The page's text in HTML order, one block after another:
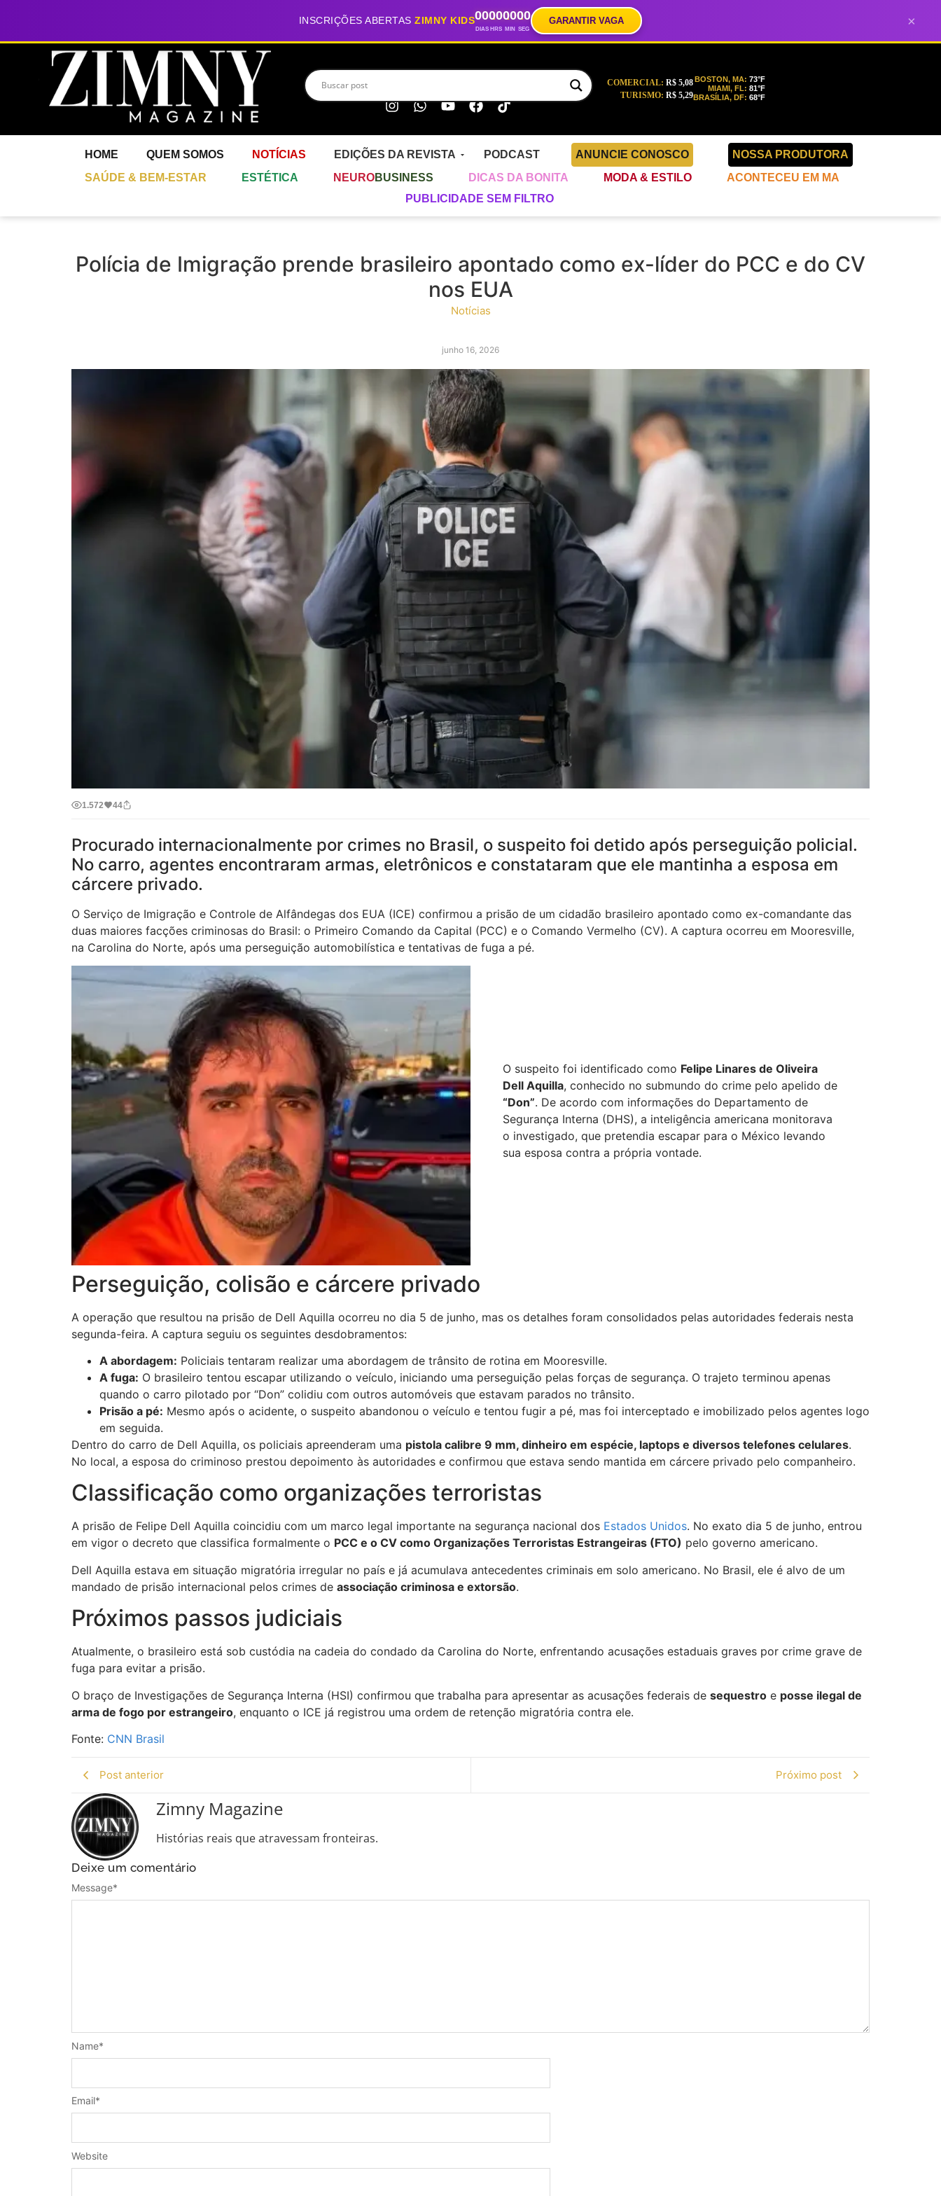
INSCRIÇÕES ABERTASZIMNY KIDS00
DIAS
00
HRS
00
MIN
00
SEG
GARANTIR VAGA ×
COMERCIAL: R$ 5,08
TURISMO: R$ 5,29
BOSTON, MA: 73°F
MIAMI, FL: 81°F
BRASÍLIA, DF: 68°F
HOME QUEM SOMOS NOTÍCIAS EDIÇÕES DA REVISTA PODCAST ANUNCIE CONOSCO
NOSSA PRODUTORA
SAÚDE & BEM-ESTAR
ESTÉTICA NEUROBUSINESS DICAS DA BONITA MODA & ESTILO
ACONTECEU EM MA
PUBLICIDADE SEM FILTRO
Polícia de Imigração prende brasileiro apontado como ex-líder do PCC e do CV
nos EUA
Notícias
junho 16, 2026
1.572 44
Procurado internacionalmente por crimes no Brasil, o suspeito foi detido após perseguição policial.
No carro, agentes encontraram armas, eletrônicos e constataram que ele mantinha a esposa em
cárcere privado.
O Serviço de Imigração e Controle de Alfândegas dos EUA (ICE) confirmou a prisão de um cidadão brasileiro apontado como ex-comandante das
duas maiores facções criminosas do Brasil: o Primeiro Comando da Capital (PCC) e o Comando Vermelho (CV). A captura ocorreu em Mooresville,
na Carolina do Norte, após uma perseguição automobilística e tentativas de fuga a pé.
O suspeito foi identificado como Felipe Linares de Oliveira
Dell Aquilla, conhecido no submundo do crime pelo apelido de
“Don”. De acordo com informações do Departamento de
Segurança Interna (DHS), a inteligência americana monitorava
o investigado, que pretendia escapar para o México levando
sua esposa contra a própria vontade.
Perseguição, colisão e cárcere privado
A operação que resultou na prisão de Dell Aquilla ocorreu no dia 5 de junho, mas os detalhes foram consolidados pelas autoridades federais nesta
segunda-feira. A captura seguiu os seguintes desdobramentos:
A abordagem: Policiais tentaram realizar uma abordagem de trânsito de rotina em Mooresville.
A fuga: O brasileiro tentou escapar utilizando o veículo, iniciando uma perseguição pelas forças de segurança. O trajeto terminou apenas
quando o carro pilotado por “Don” colidiu com outros automóveis que estavam parados no trânsito.
Prisão a pé: Mesmo após o acidente, o suspeito abandonou o veículo e tentou fugir a pé, mas foi interceptado e imobilizado pelos agentes logo
em seguida.
Dentro do carro de Dell Aquilla, os policiais apreenderam uma pistola calibre 9 mm, dinheiro em espécie, laptops e diversos telefones celulares.
No local, a esposa do criminoso prestou depoimento às autoridades e confirmou que estava sendo mantida em cárcere privado pelo companheiro.
Classificação como organizações terroristas
A prisão de Felipe Dell Aquilla coincidiu com um marco legal importante na segurança nacional dos Estados Unidos. No exato dia 5 de junho, entrou
em vigor o decreto que classifica formalmente o PCC e o CV como Organizações Terroristas Estrangeiras (FTO) pelo governo americano.
Dell Aquilla estava em situação migratória irregular no país e já acumulava antecedentes criminais em solo americano. No Brasil, ele é alvo de um
mandado de prisão internacional pelos crimes de associação criminosa e extorsão.
Próximos passos judiciais
Atualmente, o brasileiro está sob custódia na cadeia do condado da Carolina do Norte, enfrentando acusações estaduais graves por crime grave de
fuga para evitar a prisão.
O braço de Investigações de Segurança Interna (HSI) confirmou que trabalha para apresentar as acusações federais de sequestro e posse ilegal de
arma de fogo por estrangeiro, enquanto o ICE já registrou uma ordem de retenção migratória contra ele.
Fonte: CNN Brasil
Post anterior Próximo post
Zimny Magazine
Histórias reais que atravessam fronteiras.
Deixe um comentário
Message*
Name*
Email*
Website